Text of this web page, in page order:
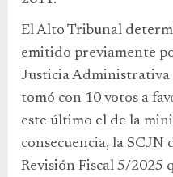
El Alto Tribunal
emitido previamente
Justicia Administrativa
tomó con 10 votos a
este último el de la
consecuencia, la SCJN
Revisión Fiscal 5/2025